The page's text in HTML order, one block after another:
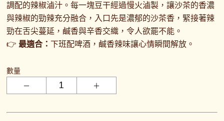
調配的辣椒滷汁。每一塊豆干經過慢火滷製，讓沙茶的香濃
與辣椒的勁辣充分融合，入口先是濃郁的沙茶香，緊接著辣
勁在舌尖蔓延，鹹香與辛香交織，令人欲罷不能。
👉 最適合：下班配啤酒，鹹香辣味讓心情瞬間解放 。
數量